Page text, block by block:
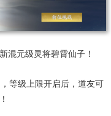
混元级灵将碧霄仙子！
等级上限开启后，道友可